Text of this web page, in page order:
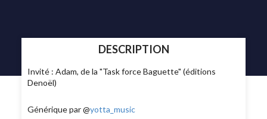
DESCRIPTION
Invité : Adam, de la "Task force Baguette" (éditions
Denoël)
Générique par @yotta_music